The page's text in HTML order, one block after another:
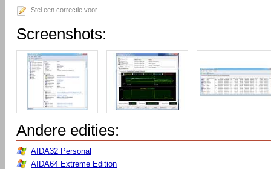
Stel een correctie voor
Screenshots:
Andere edities:
AIDA32 Personal
AIDA64 Extreme Edition